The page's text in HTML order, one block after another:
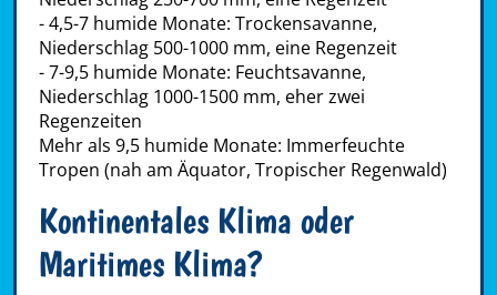
- 4,5-7 humide Monate: Trockensavanne,
Niederschlag 500-1000 mm, eine Regenzeit
- 7-9,5 humide Monate: Feuchtsavanne,
Niederschlag 1000-1500 mm, eher zwei
Regenzeiten
Mehr als 9,5 humide Monate: Immerfeuchte
Tropen (nah am Äquator, Tropischer Regenwald)
Kontinentales Klima oder
Maritimes Klima?